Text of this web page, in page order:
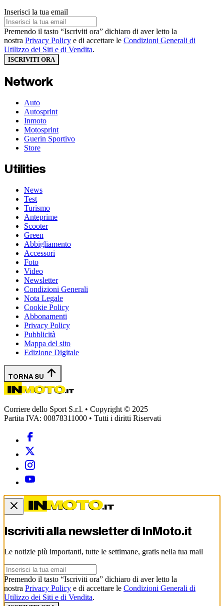
Inserisci la tua email
Premendo il tasto “Iscriviti ora” dichiaro di aver letto la
nostra Privacy Policy e di accettare le Condizioni Generali di
Utilizzo dei Siti e di Vendita.
ISCRIVITI ORA
Network
Auto
Autosprint
Inmoto
Motosprint
Guerin Sportivo
Store
Utilities
News
Test
Turismo
Anteprime
Scooter
Green
Abbigliamento
Accessori
Foto
Video
Newsletter
Condizioni Generali
Nota Legale
Cookie Policy
Abbonamenti
Privacy Policy
Pubblicità
Mappa del sito
Edizione Digitale
TORNA SU
Corriere dello Sport S.r.l. • Copyright © 2025
Partita IVA: 00878311000 • Tutti i diritti Riservati
Iscriviti alla newsletter di InMoto.it
Le notizie più importanti, tutte le settimane, gratis nella tua mail
Premendo il tasto “Iscriviti ora” dichiaro di aver letto la
nostra Privacy Policy e di accettare le Condizioni Generali di
Utilizzo dei Siti e di Vendita.